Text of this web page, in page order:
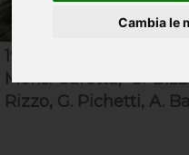
Cambia le
1923 circa, da
Mons. Saretta, G.
Rizzo, G. Pichetti, A.